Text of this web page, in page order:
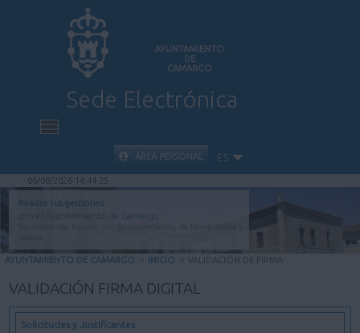
AYUNTAMIENTO
DE
CAMARGO
Sede Electrónica
INICIO
INFORMACIÓN PÚBLICA
CARPETA CIUDADANA
ÁREA PERSONAL ES
06/08/2026 14:44:25
Realiza tus gestiones
con el Ayuntamiento de Camargo
AYUNTAMIENTO DE CAMARGO > INICIO > VALIDACIÓN DE FIRMA
VALIDACIÓN FIRMA DIGITAL
Solicitudes y Justificantes